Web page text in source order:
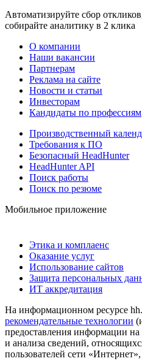
Автоматизируйте сбор
собирайте аналитику в 2 клика
О компании
Наши вакансии
Партнерам
Реклама на сайте
Новости и статьи
Инвесторам
Кандидаты по профессиям
Производственный
Требования к ПО
Безопасный HeadHunter
HeadHunter API
Поиск работы
Поиск по резюме
Мобильное приложение
Этика и комплаенс
Оказание услуг
Использование сайтов
Защита персональных
ИТ аккредитация
На информационном ресурсе
рекомендательные технологии
предоставления информации на
и анализа сведений,
пользователей сети